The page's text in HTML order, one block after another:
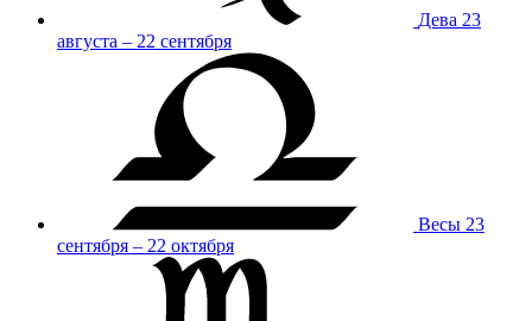
Дева 23
августа – 22 сентября
Весы 23
сентября – 22 октября